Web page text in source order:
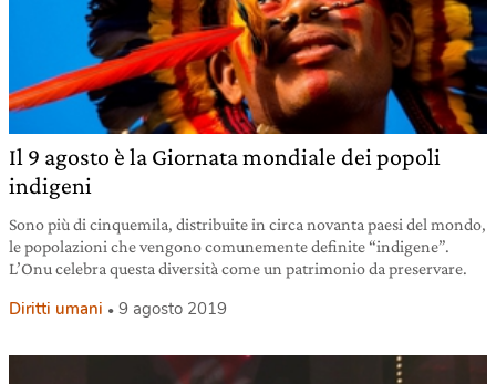
Il 9 agosto è la Giornata mondiale dei popoli
indigeni
Sono più di cinquemila, distribuite in circa novanta paesi del mondo,
le popolazioni che vengono comunemente definite “indigene”.
L’Onu celebra questa diversità come un patrimonio da preservare.
Diritti umani 9 agosto 2019